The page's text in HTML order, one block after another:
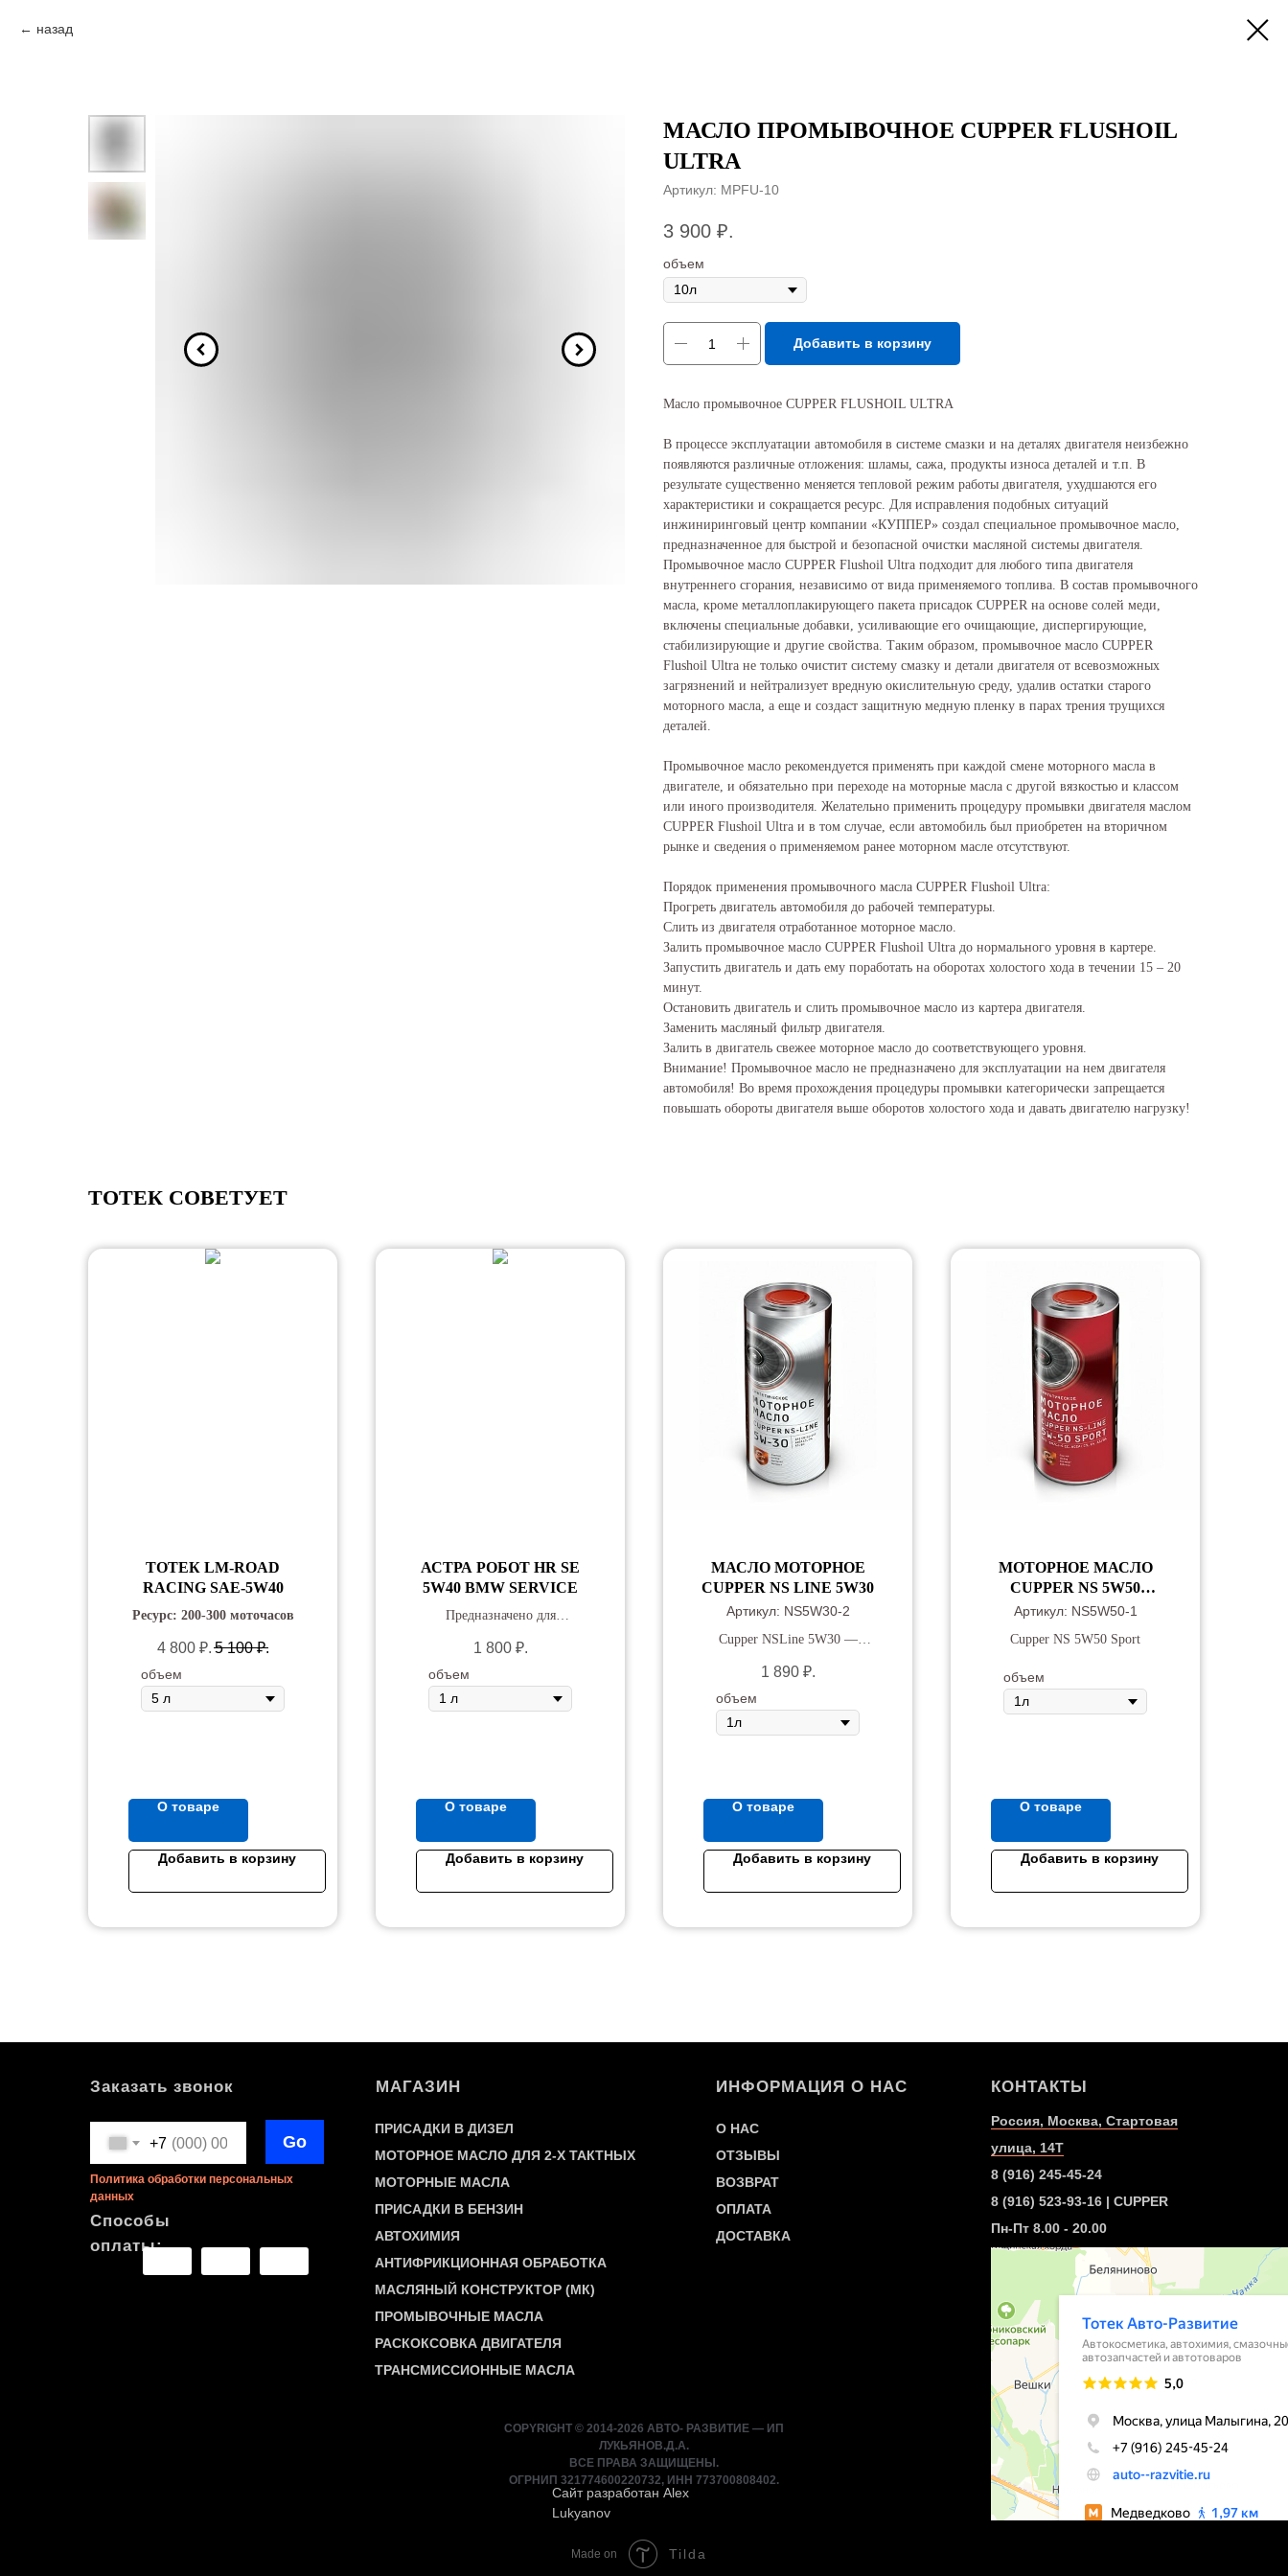
назад
МАСЛО ПРОМЫВОЧНОЕ CUPPER FLUSHOIL
ULTRA
Артикул: MPFU-10
3 900 ₽.
объем
Добавить в корзину
Масло промывочное CUPPER FLUSHOIL ULTRA
В процессе эксплуатации автомобиля в системе смазки и на деталях двигателя неизбежно
появляются различные отложения: шламы, сажа, продукты износа деталей и т.п. В
результате существенно меняется тепловой режим работы двигателя, ухудшаются его
характеристики и сокращается ресурс. Для исправления подобных ситуаций
инжиниринговый центр компании «КУППЕР» создал специальное промывочное масло,
предназначенное для быстрой и безопасной очистки масляной системы двигателя.
Промывочное масло CUPPER Flushoil Ultra подходит для любого типа двигателя
внутреннего сгорания, независимо от вида применяемого топлива. В состав промывочного
масла, кроме металлоплакирующего пакета присадок CUPPER на основе солей меди,
включены специальные добавки, усиливающие его очищающие, диспергирующие,
стабилизирующие и другие свойства. Таким образом, промывочное масло CUPPER
Flushoil Ultra не только очистит систему смазку и детали двигателя от всевозможных
загрязнений и нейтрализует вредную окислительную среду, удалив остатки старого
моторного масла, а еще и создаст защитную медную пленку в парах трения трущихся
деталей.
Промывочное масло рекомендуется применять при каждой смене моторного масла в
двигателе, и обязательно при переходе на моторные масла с другой вязкостью и классом
или иного производителя. Желательно применить процедуру промывки двигателя маслом
CUPPER Flushoil Ultra и в том случае, если автомобиль был приобретен на вторичном
рынке и сведения о применяемом ранее моторном масле отсутствуют.
Порядок применения промывочного масла CUPPER Flushoil Ultra:
Прогреть двигатель автомобиля до рабочей температуры.
Слить из двигателя отработанное моторное масло.
Залить промывочное масло CUPPER Flushoil Ultra до нормального уровня в картере.
Запустить двигатель и дать ему поработать на оборотах холостого хода в течении 15 – 20
минут.
Остановить двигатель и слить промывочное масло из картера двигателя.
Заменить масляный фильтр двигателя.
Залить в двигатель свежее моторное масло до соответствующего уровня.
Внимание! Промывочное масло не предназначено для эксплуатации на нем двигателя
автомобиля! Во время прохождения процедуры промывки категорически запрещается
повышать обороты двигателя выше оборотов холостого хода и давать двигателю нагрузку!
ТОТЕК СОВЕТУЕТ
ТОТЕК LM-ROAD
RACING SAE-5W40
Ресурс: 200-300 моточасов
4 800 ₽. 5 100 ₽.
объем
О товаре
Добавить в корзину
АСТРА РОБОТ HR SE
5W40 BMW SERVICE
Предназначено для
двигателей.
1 800 ₽.
объем
О товаре
Добавить в корзину
МАСЛО МОТОРНОЕ
CUPPER NS LINE 5W30
Артикул: NS5W30-2
Cupper NSLine 5W30 —
моторное масло
1 890 ₽.
объем
О товаре
Добавить в корзину
МОТОРНОЕ МАСЛО
CUPPER NS 5W50
SPORT
Артикул: NS5W50-1
Cupper NS 5W50 Sport
объем
О товаре
Добавить в корзину
МАГАЗИН
ПРИСАДКИ В ДИЗЕЛ
МОТОРНОЕ МАСЛО ДЛЯ 2-Х ТАКТНЫХ
МОТОРНЫЕ МАСЛА
ПРИСАДКИ В БЕНЗИН
АВТОХИМИЯ
АНТИФРИКЦИОННАЯ ОБРАБОТКА
МАСЛЯНЫЙ КОНСТРУКТОР (МК)
ПРОМЫВОЧНЫЕ МАСЛА
РАСКОКСОВКА ДВИГАТЕЛЯ
ТРАНСМИССИОННЫЕ МАСЛА
ИНФОРМАЦИЯ О НАС
О НАС
ОТЗЫВЫ
ВОЗВРАТ
ОПЛАТА
ДОСТАВКА
КОНТАКТЫ
Способы
оплаты:
Россия, Москва, Стартовая
улица, 14Т
8 (916) 245-45-24
8 (916) 523-93-16 | CUPPER
Пн-Пт 8.00 - 20.00
info.autorazvitie@gmail.com
Посмотреть на карте
COPYRIGHT © 2014-2026 АВТО- РАЗВИТИЕ — ИП
ЛУКЬЯНОВ.Д.А.
ВСЕ ПРАВА ЗАЩИЩЕНЫ.
ОГРНИП 321774600220732, ИНН 773700808402.
+7 Go
Сайт разработан Alex
Lukyanov
Заказать звонок
Политика обработки персональных
данных
Made on Tilda